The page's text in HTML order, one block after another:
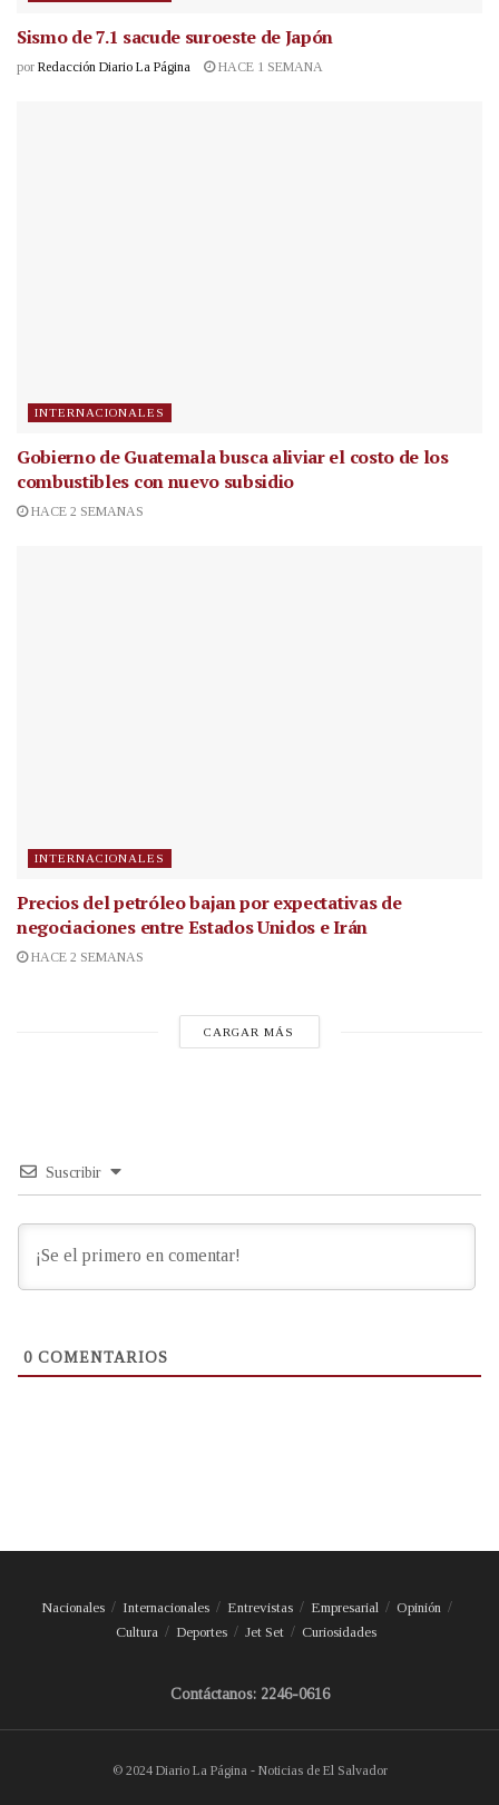
Sismo de 7.1 sacude suroeste de Japón
por Redacción Diario La Página HACE 1 SEMANA
INTERNACIONALES
Gobierno de Guatemala busca aliviar el costo de los
combustibles con nuevo subsidio
HACE 2 SEMANAS
INTERNACIONALES
Precios del petróleo bajan por expectativas de
negociaciones entre Estados Unidos e Irán
HACE 2 SEMANAS
CARGAR MÁS
Suscribir
0 COMENTARIOS
Nacionales Internacionales Entrevistas Empresarial
Opinión
Cultura
Deportes Jet Set Curiosidades
Contáctanos: 2246-0616
© 2024 Diario La Página - Noticias de El Salvador